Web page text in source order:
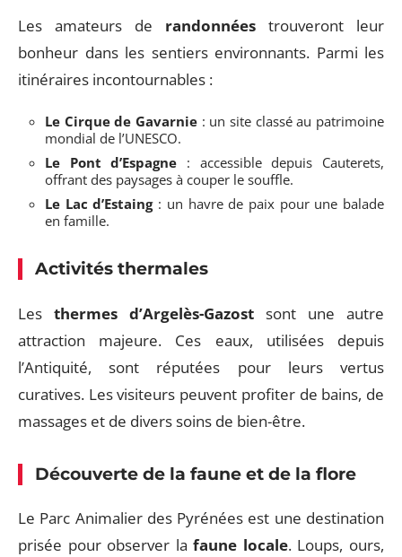
Les amateurs de randonnées trouveront leur
bonheur dans les sentiers environnants. Parmi les
itinéraires incontournables :
Le Cirque de Gavarnie : un site classé au patrimoine
mondial de l’UNESCO.
Le Pont d’Espagne : accessible depuis Cauterets,
offrant des paysages à couper le souffle.
Le Lac d’Estaing: un havre de paix pour une balade
en famille.
Activités thermales
Les thermes d’Argelès-Gazost sont une autre
attraction majeure. Ces eaux, utilisées depuis
l’Antiquité, sont réputées pour leurs vertus
curatives. Les visiteurs peuvent profiter de bains, de
massages et de divers soins de bien-être.
Découverte de la faune et de la flore
Le Parc Animalier des Pyrénées est une destination
prisée pour observer lafaune locale. Loups, ours,